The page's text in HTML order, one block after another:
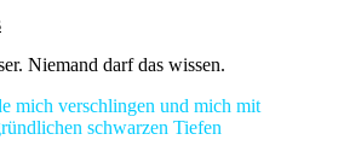
Niemand darf das wissen.
mich verschlingen und mich mit
schwarzen Tiefen